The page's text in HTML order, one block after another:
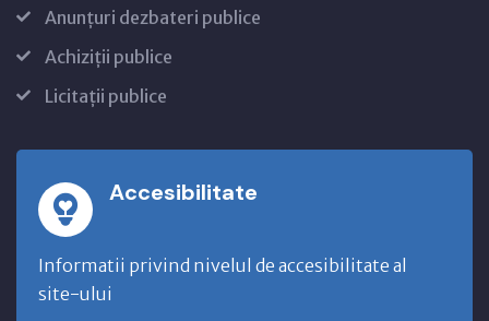
Anunțuri dezbateri publice
Achiziții publice
Licitații publice
Accesibilitate
Informatii privind nivelul de accesibilitate al
site-ului